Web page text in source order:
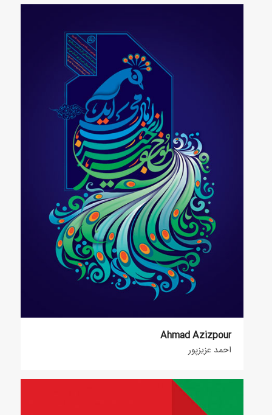
Ahmad Azizpour
احمد عزیزپور